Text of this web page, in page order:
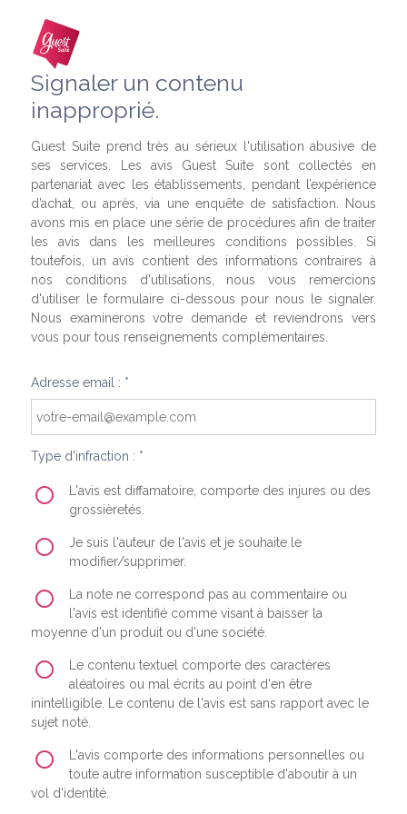
Signaler un contenu
inapproprié.
Guest Suite prend très au sérieux l'utilisation abusive de
ses services. Les avis Guest Suite sont collectés en
partenariat avec les établissements, pendant l’expérience
d’achat, ou après, via une enquête de satisfaction. Nous
avons mis en place une série de procédures afin de traiter
les avis dans les meilleures conditions possibles. Si
toutefois, un avis contient des informations contraires à
nos conditions d'utilisations, nous vous remercions
d'utiliser le formulaire ci-dessous pour nous le signaler.
Nous examinerons votre demande et reviendrons vers
vous pour tous renseignements complémentaires.
Adresse email : *
Type d'infraction : *
L'avis est diffamatoire, comporte des injures ou des
grossièretés.
Je suis l'auteur de l'avis et je souhaite le
modifier/supprimer.
La note ne correspond pas au commentaire ou
l'avis est identifié comme visant à baisser la
moyenne d'un produit ou d'une société.
Le contenu textuel comporte des caractères
aléatoires ou mal écrits au point d'en être
inintelligible. Le contenu de l'avis est sans rapport avec le
sujet noté.
L'avis comporte des informations personnelles ou
toute autre information susceptible d'aboutir à un
vol d'identité.